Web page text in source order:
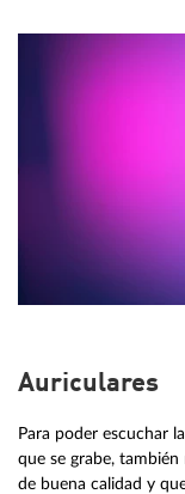
Auriculares
Para poder escuchar
que se grabe, también
de buena calidad y